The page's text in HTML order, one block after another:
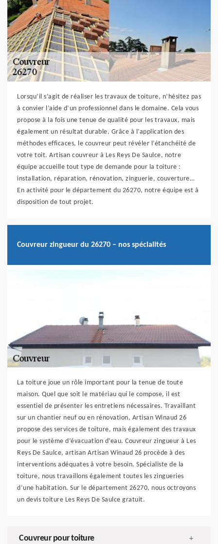
Lorsqu’il s’agit de réaliser les travaux de toiture, n’hésitez pas
à convier l’aide d’un professionnel dans le domaine. Cela vous
propose à la fois une tenue de qualité pour les travaux, mais
également un résultat durable. Grâce à l’application des
méthodes efficaces, le couvreur peut révéler l’étanchéité de
votre toit. Artisan couvreur à Les Reys De Saulce, notre
équipe accueille tout type de demande pour la toiture :
installation, réparation, rénovation, zinguerie, couverture…
En activité pour le département du 26270, notre équipe est à
disposition de tout projet.
Couvreur zingueur du 26270 – nos spécialités
La toiture joue un rôle important pour la tenue de toute
maison. Quel que soit le matériau qui le compose, il est
essentiel de présenter les entretiens nécessaires. Travaillant
sur un chantier neuf ou en rénovation, Artisan Winaud 26
propose des services de toiture, mais également des travaux
pour le système d’évacuation d’eau. Couvreur zingueur à Les
Reys De Saulce, artisan Artisan Winaud 26 procède à des
interventions adéquates à votre besoin. Spécialiste de la
toiture, nous travaillons également toutes les zingueries
d’une habitation. Sur le département 26270, nous octroyons
un devis toiture Les Reys De Saulce gratuit.
Couvreur pour toiture +